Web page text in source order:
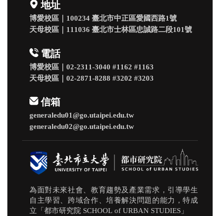
地址
博愛校區｜100234 臺北市中正區愛國西路1號
天母校區｜111036 臺北市士林區忠誠路二段101號
電話
博愛校區｜02-2311-3040 #1162 #1163
天母校區｜02-2871-8288 #3202 #3203
信箱
generaledu01@go.utaipei.edu.tw
generaledu02@go.utaipei.edu.tw
為面對未來社會、教育趨勢及產業需求，引導學生
自主學習、跨域合作、培養解決問題的能力，特成
立「都市研究院 SCHOOL of URBAN STUDIES」